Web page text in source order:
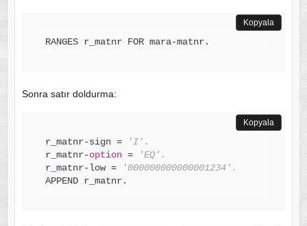
RANGES r_matnr FOR mara-matnr.
Kopyala
Sonra satır doldurma:
r_matnr-sign =
'I'.
r_matnr-option =
'EQ'.
r_matnr-low =
'000000000000001234'.
APPEND r_matnr.
Kopyala